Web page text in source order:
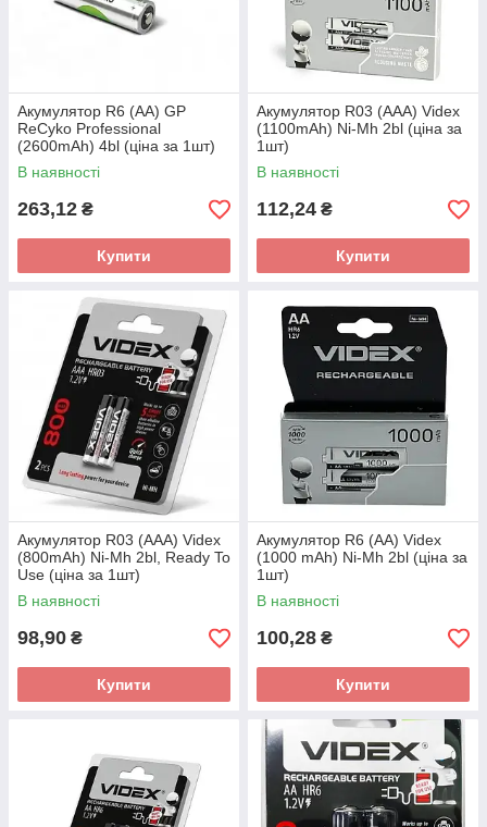
Акумулятор R6 (AA) GP
ReCyko Professional
(2600mAh) 4bl (ціна за 1шт)
В наявності
263,12 ₴
Купити
Акумулятор R03 (AAA) Videx
(1100mAh) Ni-Mh 2bl (ціна за
1шт)
В наявності
112,24 ₴
Купити
Акумулятор R03 (AAA) Videx
(800mAh) Ni-Mh 2bl, Ready To
Use (ціна за 1шт)
В наявності
98,90 ₴
Купити
Акумулятор R6 (AA) Videx
(1000 mAh) Ni-Mh 2bl (ціна за
1шт)
В наявності
100,28 ₴
Купити